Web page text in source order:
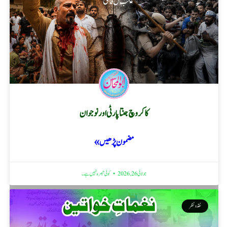
کاکروچ جنتا پارٹی اور نوجوان
مضمون پڑھیں »
جولائی 26, 2026 کوئی تبصرہ نہیں ہے۔
نقد ونظر